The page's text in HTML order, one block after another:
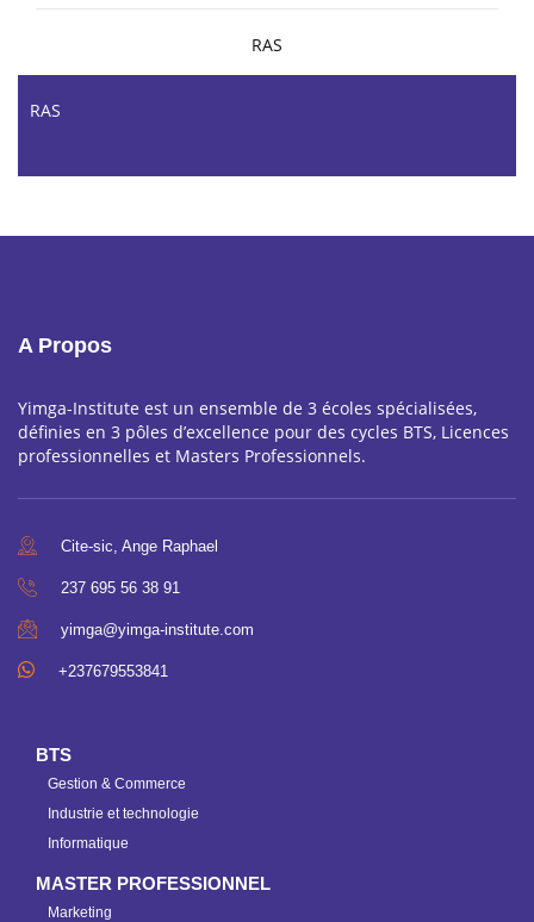
RAS
RAS
A Propos
Yimga-Institute est un ensemble de 3 écoles spécialisées,
définies en 3 pôles d’excellence pour des cycles BTS, Licences
professionnelles et Masters Professionnels.
Cite-sic, Ange Raphael
237 695 56 38 91
yimga@yimga-institute.com
+237679553841
BTS
Gestion & Commerce
Industrie et technologie
Informatique
MASTER PROFESSIONNEL
Marketing